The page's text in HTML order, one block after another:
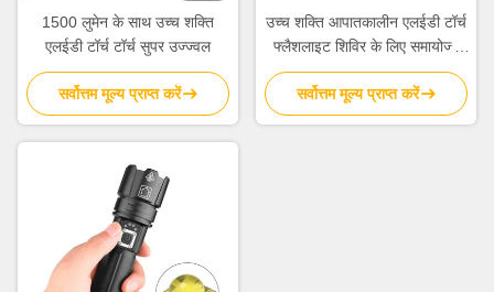
1500 लुमेन के साथ उच्च शक्ति
एलईडी टॉर्च टॉर्च सुपर उज्ज्वल
सर्वोत्तम मूल्य प्राप्त करें
उच्च शक्ति आपातकालीन एलईडी टॉर्च
फ्लैशलाइट शिविर के लिए समायोज्य
फोकस
सर्वोत्तम मूल्य प्राप्त करें